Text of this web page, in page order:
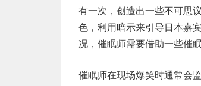
有一次，创造出一些不可思
色，利用暗示来引导日本嘉
况，催眠师需要借助一些催
催眠师在现场爆笑时通常会